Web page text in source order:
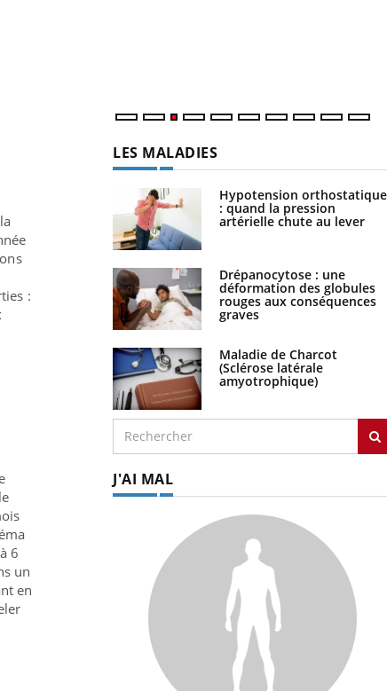
:
6
un
en
LES MALADIES
Hypotension orthostatique
: quand la pression
artérielle chute au lever
Drépanocytose : une
déformation des globules
rouges aux conséquences
graves
Maladie de Charcot
(Sclérose latérale
amyotrophique)
J'AI MAL